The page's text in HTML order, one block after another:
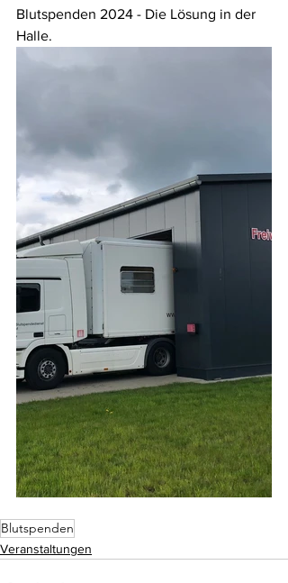
Blutspenden 2024 - Die Lösung in der
Halle.
Blutspenden
Veranstaltungen